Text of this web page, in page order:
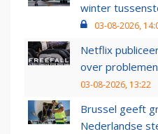
winter
03-08-2026,
Netflix
over
03-08-2026, 13:22
Brussel geeft
Nederlandse